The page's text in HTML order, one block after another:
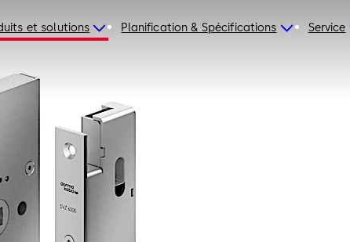
et solutions Planification & Spécifications Service